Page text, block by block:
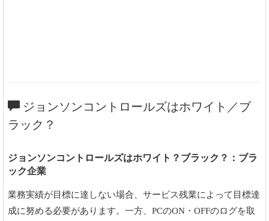
ジョンソンコントロールズはホワイト／ブ
ラック？
ジョンソンコントロールズはホワイト？ブラック？：ブラ
ック企業
業務実績が目標に達しない場合、サービス残業によって目標達
成に努める必要があります。一方、PCのON・OFFのログを取